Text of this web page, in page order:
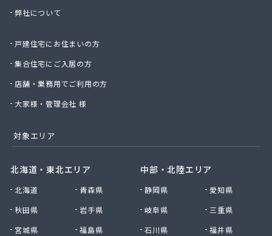
弊社について
戸建住宅にお住まいの方
集合住宅にご入居の方
店舗・業務用でご利用の方
大家様・管理会社 様
対象エリア
北海道・東北エリア
北海道
青森県
秋田県
岩手県
宮城県
福島県
中部・北陸エリア
静岡県
愛知県
岐阜県
三重県
石川県
福井県